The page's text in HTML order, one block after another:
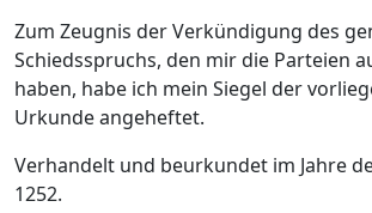
Zum Zeugnis der Verkündigung des
Schiedsspruchs, den mir die Parteien
haben, habe ich mein Siegel der
Urkunde angeheftet.
Verhandelt und beurkundet im Jahre
1252.